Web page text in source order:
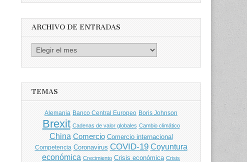
ARCHIVO DE ENTRADAS
Archivo
TEMAS
Alemania Banco Central Europeo Boris Johnson
Brexit Cadenas de valor globales Cambio climático
China Comercio Comercio internacional
Competencia Coronavirus COVID-19 Coyuntura
económica Crecimiento Crisis económica Crisis